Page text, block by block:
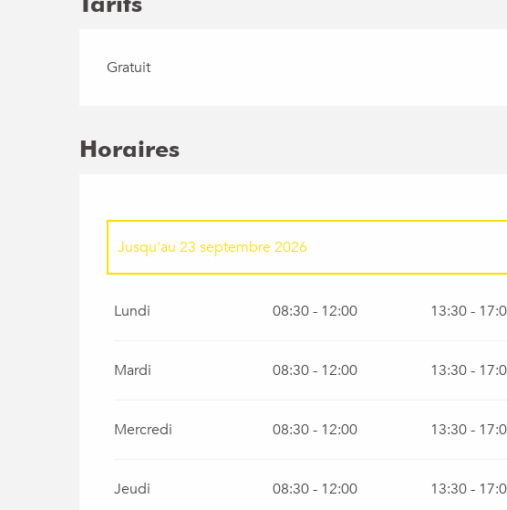
Gratuit
Horaires
Samedi 11 juillet 2026
Jusqu'au 23 septembre 2026
Lundi 08:30 - 12:00 13:30 -
Mardi 08:30 - 12:00 13:30 -
Mercredi 08:30 - 12:00 13:30 -
Jeudi 08:30 - 12:00 13:30 -